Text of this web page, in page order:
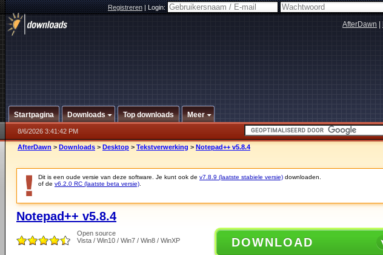
Registreren|Login:
AfterDawn
Startpagina Downloads Top downloads Meer
8/6/2026 3:41:42 PM
AfterDawn > Downloads > Desktop > Tekstverwerking > Notepad++ v5.8.4
Dit is een oude versie van deze software. Je kunt ook de v7.8.9 (laatste stabiele versie) downloaden.
of de v6.2.0 RC (laatste beta versie)
Notepad++ v5.8.4
Open source
Vista / Win10 / Win7 / Win8 / WinXP
DOWNLOAD